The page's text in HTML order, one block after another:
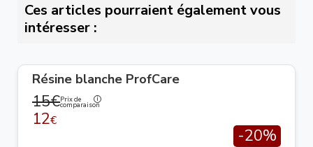
Ces articles pourraient également vous
intéresser :
Résine blanche ProfCare
15€Prix de
comparaison
12€
-20%